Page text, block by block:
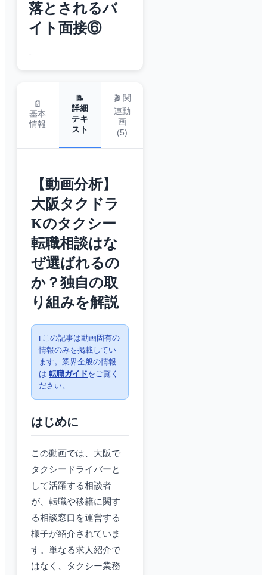
落とされるバ
イト面接⑥
-
📄
基本
情報
📝
詳細
テキ
スト
🎬 関
連動
画
(5)
【動画分析】
大阪タクドラ
Kのタクシー
転職相談はな
ぜ選ばれるの
か？独自の取
り組みを解説
ℹ️ この記事は動画固有の
情報のみを掲載してい
ます。業界全般の情報
は 転職ガイドをご覧く
ださい。
はじめに
この動画では、大阪で
タクシードライバーと
して活躍する相談者
が、転職や移籍に関す
る相談窓口を運営する
様子が紹介されていま
す。単なる求人紹介で
はなく、タクシー業務